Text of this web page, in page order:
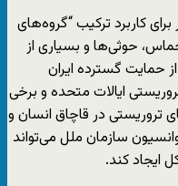
کاربرد ترکیب “گروه‌های
حوثی‌ها و بسیاری از
حمایت گسترده ایران
ایالات متحده و برخی
تروریستی در قاچاق انسان و
سازمان ملل می‌تواند
ایجاد کند.